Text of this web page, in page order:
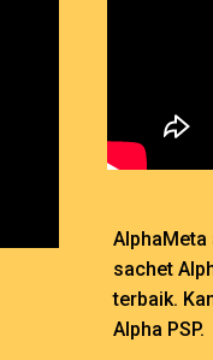
AlphaMeta
sachet
terbaik.
Alpha PSP.